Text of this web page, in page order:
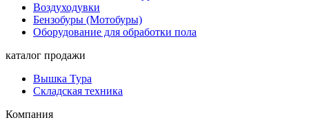
Воздуходувки
Бензобуры (Мотобуры)
Оборудование для обработки пола
каталог продажи
Вышка Тура
Складская техника
Компания